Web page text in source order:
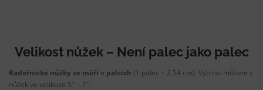
Velikost nůžek – Není palec jako palec
Kadeřnické nůžky se měří v palcích (1 palec = 2,54 cm). Vybírat můžete z
nůžek ve velikosti 5″ – 7″.